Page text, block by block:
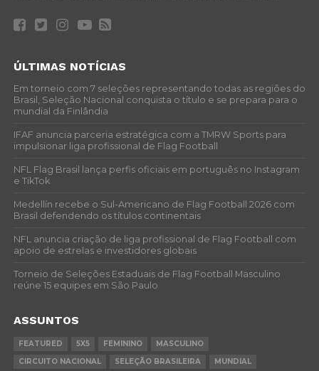
ÚLTIMAS NOTÍCIAS
Em torneio com 7 seleções representando todas as regiões do
Brasil, Seleção Nacional conquista o título e se prepara para o
mundial da Finlândia
IFAF anuncia parceria estratégica com a TMRW Sports para
impulsionar liga profissional de Flag Football
NFL Flag Brasil lança perfis oficiais em português no Instagram
e TikTok
Medellín recebe o Sul-Americano de Flag Football 2026 com
Brasil defendendo os títulos continentais
NFL anuncia criação de liga profissional de Flag Football com
apoio de estrelas e investidores globais
Torneio de Seleções Estaduais de Flag Football Masculino
reúne 15 equipes em São Paulo
ASSUNTOS
FEATURED 5X5 FEMININO
MASCULINO
CIRCUITO NACIONAL
SELEÇÃO BRASILEIRA MUNDIAL